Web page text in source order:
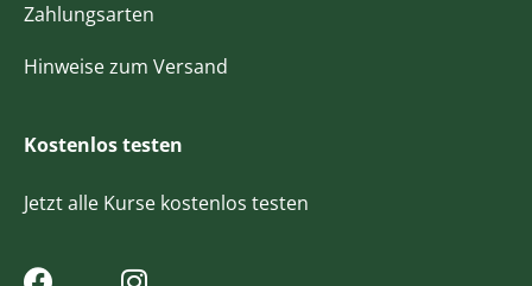
Zahlungsarten
Hinweise zum Versand
Kostenlos testen
Jetzt alle Kurse kostenlos testen